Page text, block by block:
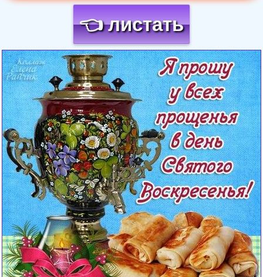
👈 листать
Загрузка картинки...